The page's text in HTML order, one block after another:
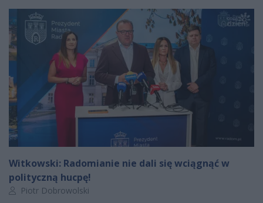
Witkowski: Radomianie nie dali się wciągnąć w
polityczną hucpę!
Autor artykułu:
Piotr Dobrowolski